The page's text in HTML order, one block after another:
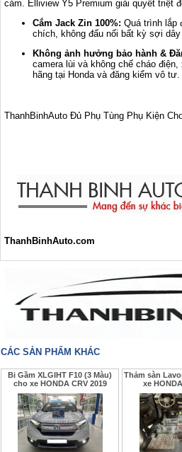
cảm. Elliview Y5 Premium giải quyết triệt
Cắm Jack Zin 100%: Quá trình lắp
chích, không đấu nối bất kỳ sợi
Không ảnh hưởng bảo hành &
camera lùi và không chế cháo
hãng tại Honda và đăng kiểm vô tư.
ThanhBinhAuto Đủ Phụ Tùng Phụ Kiện
ThanhBinhAuto.com
CÁC SẢN PHẨM KHÁC
Bi Gầm XLGIHT F10 (3 Màu)
cho xe HONDA CRV 2019
Thảm sàn
xe